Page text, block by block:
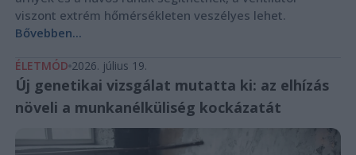
viszont extrém hőmérsékleten veszélyes lehet.
Bővebben...
ÉLETMÓD 2026. július 19.
Új genetikai vizsgálat mutatta ki: az elhízás
növeli a munkanélküliség kockázatát